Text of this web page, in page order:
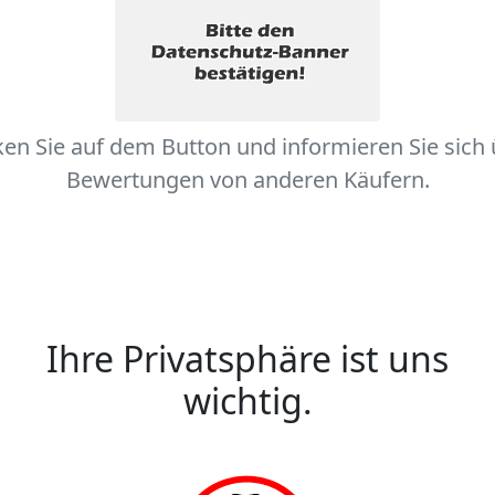
Sie auf dem Button und informieren Sie sich
Bewertungen von anderen Käufern.
Ihre Privatsphäre ist uns
wichtig.